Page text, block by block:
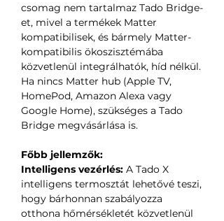
csomag nem tartalmaz Tado Bridge-
et, mivel a termékek Matter
kompatibilisek, és bármely Matter-
kompatibilis ökoszisztémába
közvetlenül integrálhatók, híd nélkül.
Ha nincs Matter hub (Apple TV,
HomePod, Amazon Alexa vagy
Google Home), szükséges a Tado
Bridge megvásárlása is.
Főbb jellemzők:
Intelligens vezérlés: A Tado X
intelligens termosztát lehetővé teszi,
hogy bárhonnan szabályozza
otthona hőmérsékletét közvetlenül